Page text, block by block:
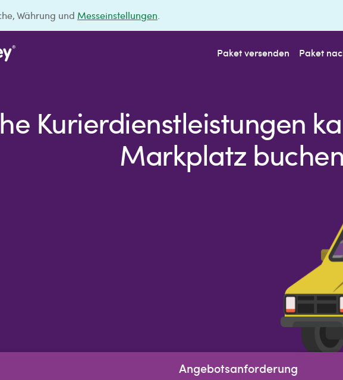
Währung und Messeinstellungen
Paket versenden Paket
Kurierdienstleistungen
Markplatz
Angebotsanforderung